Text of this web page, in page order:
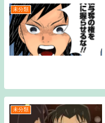
未分類
未分類